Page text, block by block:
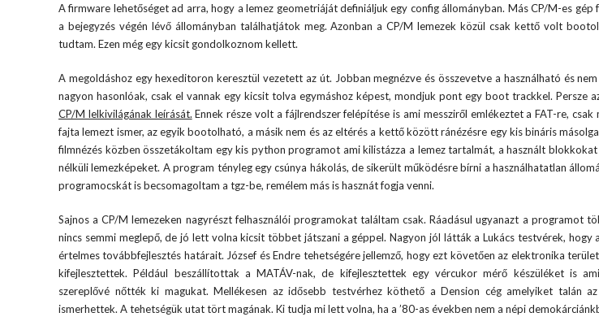
A firmware lehetőséget ad arra, hogy a lemez geometriáját definiáljuk egy config állományban. Más CP/M-es
a bejegyzés végén lévő állományban találhatjátok meg. Azonban a CP/M lemezek közül csak kettő volt
tudtam. Ezen még egy kicsit gondolkoznom kellett.
A megoldáshoz egy hexeditoron keresztül vezetett az út. Jobban megnézve és összevetve a használható és
nagyon hasonlóak, csak el vannak egy kicsit tolva egymáshoz képest, mondjuk pont egy boot trackkel. Persze
CP/M lelkivilágának leírását. Ennek része volt a fájlrendszer felépítése is ami messziről emlékeztet a FAT-re,
fajta lemezt ismer, az egyik bootolható, a másik nem és az eltérés a kettő között ránézésre egy kis bináris
filmnézés közben összetákoltam egy kis python programot ami kilistázza a lemez tartalmát, a használt
nélküli lemezképeket. A program tényleg egy csúnya hákolás, de sikerült működésre bírni a használhatatlan
programocskát is becsomagoltam a tgz-be, remélem más is hasznát fogja venni.
Sajnos a CP/M lemezeken nagyrészt felhasználói programokat találtam csak. Ráadásul ugyanazt a programot
nincs semmi meglepő, de jó lett volna kicsit többet játszani a géppel. Nagyon jól látták a Lukács testvérek, hogy
értelmes továbbfejlesztés határait. József és Endre tehetségére jellemző, hogy ezt követően az elektronika
kifejlesztettek. Például beszállítottak a MATÁV-nak, de kifejlesztettek egy vércukor mérő készüléket is
szereplővé nőtték ki magukat. Mellékesen az idősebb testvérhez köthető a Dension cég amelyiket talán
ismerhettek. A tehetségük utat tört magának. Ki tudja mi lett volna, ha a ’80-as években nem a népi